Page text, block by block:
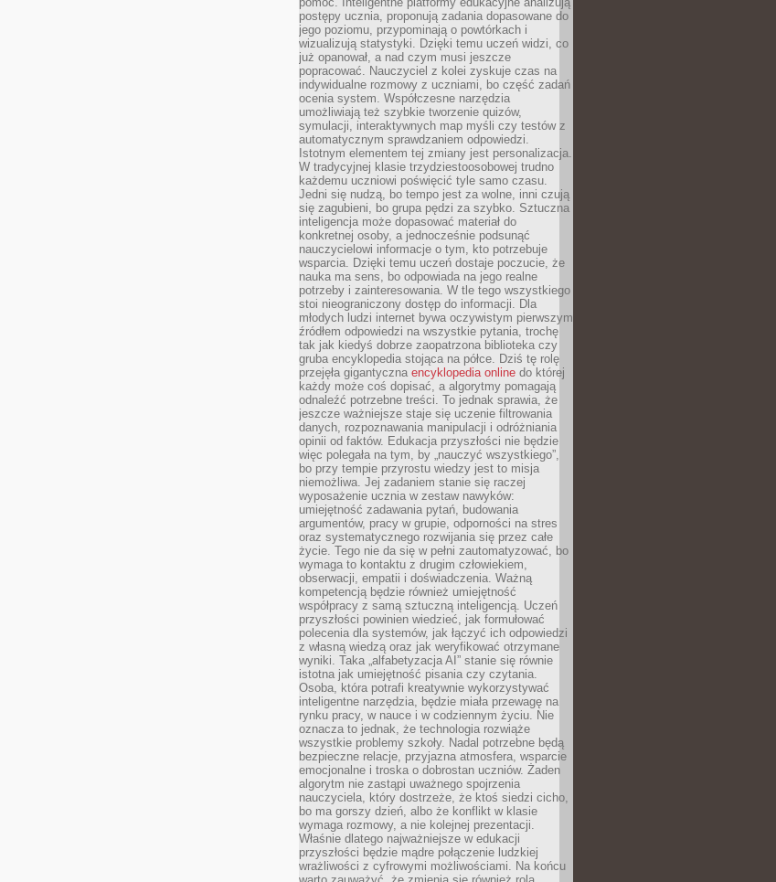
postępy ucznia, proponują zadania dopasowane do
jego poziomu, przypominają o powtórkach i
wizualizują statystyki. Dzięki temu uczeń widzi, co
już opanował, a nad czym musi jeszcze
popracować. Nauczyciel z kolei zyskuje czas na
indywidualne rozmowy z uczniami, bo część zadań
ocenia system. Współczesne narzędzia
umożliwiają też szybkie tworzenie quizów,
symulacji, interaktywnych map myśli czy testów z
automatycznym sprawdzaniem odpowiedzi.
Istotnym elementem tej zmiany jest personalizacja.
W tradycyjnej klasie trzydziestoosobowej trudno
każdemu uczniowi poświęcić tyle samo czasu.
Jedni się nudzą, bo tempo jest za wolne, inni czują
się zagubieni, bo grupa pędzi za szybko. Sztuczna
inteligencja może dopasować materiał do
konkretnej osoby, a jednocześnie podsunąć
nauczycielowi informacje o tym, kto potrzebuje
wsparcia. Dzięki temu uczeń dostaje poczucie, że
nauka ma sens, bo odpowiada na jego realne
potrzeby i zainteresowania. W tle tego wszystkiego
stoi nieograniczony dostęp do informacji. Dla
młodych ludzi internet bywa oczywistym pierwszym
źródłem odpowiedzi na wszystkie pytania, trochę
tak jak kiedyś dobrze zaopatrzona biblioteka czy
gruba encyklopedia stojąca na półce. Dziś tę rolę
przejęła gigantyczna encyklopedia online do której
każdy może coś dopisać, a algorytmy pomagają
odnaleźć potrzebne treści. To jednak sprawia, że
jeszcze ważniejsze staje się uczenie filtrowania
danych, rozpoznawania manipulacji i odróżniania
opinii od faktów. Edukacja przyszłości nie będzie
więc polegała na tym, by „nauczyć wszystkiego”,
bo przy tempie przyrostu wiedzy jest to misja
niemożliwa. Jej zadaniem stanie się raczej
wyposażenie ucznia w zestaw nawyków:
umiejętność zadawania pytań, budowania
argumentów, pracy w grupie, odporności na stres
oraz systematycznego rozwijania się przez całe
życie. Tego nie da się w pełni zautomatyzować, bo
wymaga to kontaktu z drugim człowiekiem,
obserwacji, empatii i doświadczenia. Ważną
kompetencją będzie również umiejętność
współpracy z samą sztuczną inteligencją. Uczeń
przyszłości powinien wiedzieć, jak formułować
polecenia dla systemów, jak łączyć ich odpowiedzi
z własną wiedzą oraz jak weryfikować otrzymane
wyniki. Taka „alfabetyzacja AI” stanie się równie
istotna jak umiejętność pisania czy czytania.
Osoba, która potrafi kreatywnie wykorzystywać
inteligentne narzędzia, będzie miała przewagę na
rynku pracy, w nauce i w codziennym życiu. Nie
oznacza to jednak, że technologia rozwiąże
wszystkie problemy szkoły. Nadal potrzebne będą
bezpieczne relacje, przyjazna atmosfera, wsparcie
emocjonalne i troska o dobrostan uczniów. Żaden
algorytm nie zastąpi uważnego spojrzenia
nauczyciela, który dostrzeże, że ktoś siedzi cicho,
bo ma gorszy dzień, albo że konflikt w klasie
wymaga rozmowy, a nie kolejnej prezentacji.
Właśnie dlatego najważniejsze w edukacji
przyszłości będzie mądre połączenie ludzkiej
wrażliwości z cyfrowymi możliwościami. Na końcu